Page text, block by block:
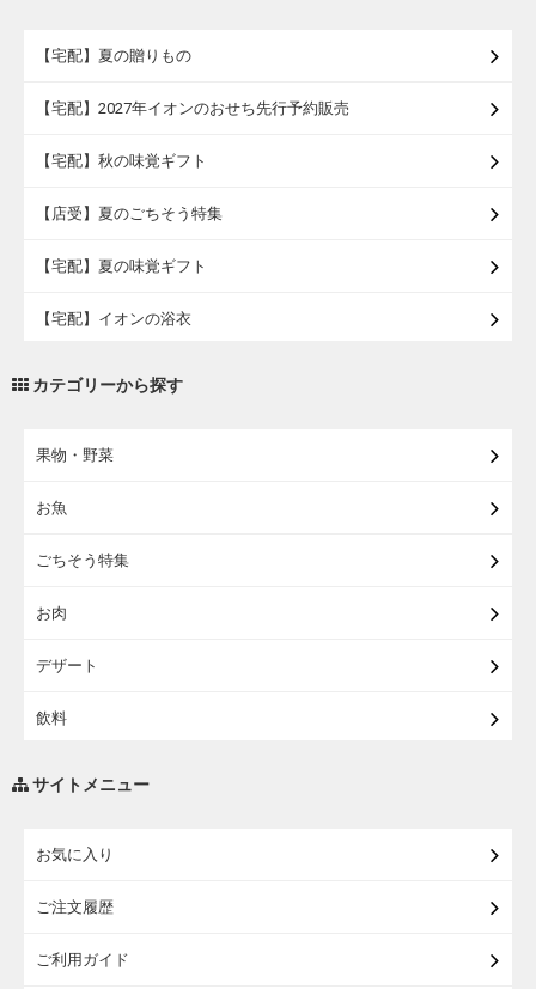
【宅配】夏の贈りもの
【宅配】2027年イオンのおせち先行予約販売
【宅配】秋の味覚ギフト
【店受】夏のごちそう特集
【宅配】夏の味覚ギフト
【宅配】イオンの浴衣
カテゴリーから探す
果物・野菜
お魚
ごちそう特集
お肉
デザート
飲料
サイトメニュー
お気に入り
ご注文履歴
ご利用ガイド